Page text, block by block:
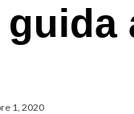
guida
1, 2020